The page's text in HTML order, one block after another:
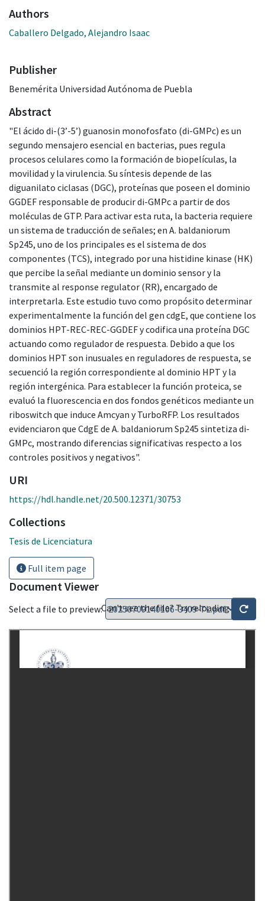
Authors
Caballero Delgado, Alejandro Isaac
Publisher
Benemérita Universidad Autónoma de Puebla
Abstract
"El ácido di-(3’-5’) guanosin monofosfato (di-GMPc) es un
segundo mensajero esencial en bacterias, pues regula
procesos celulares como la formación de biopelículas, la
movilidad y la virulencia. Su síntesis depende de las
diguanilato ciclasas (DGC), proteínas que poseen el dominio
GGDEF responsable de producir di-GMPc a partir de dos
moléculas de GTP. Para activar esta ruta, la bacteria requiere
un sistema de traducción de señales; en A. baldaniorum
Sp245, uno de los principales es el sistema de dos
componentes (TCS), integrado por una histidine kinase (HK)
que percibe la señal mediante un dominio sensor y la
transmite al response regulator (RR), encargado de
interpretarla. Este estudio tuvo como propósito determinar
experimentalmente la función del gen cdgE, que contiene los
dominios HPT-REC-REC-GGDEF y codifica una proteína DGC
actuando como regulador de respuesta. Debido a que los
dominios HPT son inusuales en reguladores de respuesta, se
secuenció la región correspondiente al dominio HPT y la
región intergénica. Para establecer la función proteica, se
evaluó la fluorescencia en dos fondos genéticos mediante un
riboswitch que induce Amcyan y TurboRFP. Los resultados
evidenciaron que CdgE de A. baldaniorum Sp245 sintetiza di-
GMPc, mostrando diferencias significativas respecto a los
controles positivos y negativos".
URI
https://hdl.handle.net/20.500.12371/30753
Collections
Tesis de Licenciatura
Full item page
Document Viewer
Select a file to preview:Can't see the file? Try reloading